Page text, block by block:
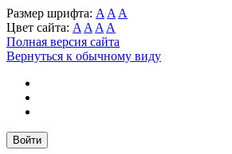
Размер шрифта: A A A
Цвет сайта: A A A A
Полная версия сайта
Вернуться к обычному виду
Войти